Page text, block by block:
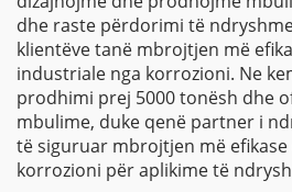
dhe raste përdorimi të
klientëve tanë mbrojtjen më
industriale nga korrozioni. Ne
prodhimi prej 5000 tonësh dhe
mbulime, duke qenë partner i
të siguruar mbrojtjen më efikase
korrozioni për aplikime të